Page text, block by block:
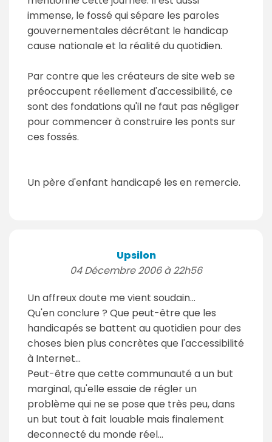
immense, le fossé qui sépare les paroles
gouvernementales décrétant le handicap
cause nationale et la réalité du quotidien.
Par contre que les créateurs de site web se
préoccupent réellement d'accessibilité, ce
sont des fondations qu'il ne faut pas négliger
pour commencer à construire les ponts sur
ces fossés.
Un père d'enfant handicapé les en remercie.
Upsilon
04 Décembre 2006 à 22h56
Un affreux doute me vient soudain...
Qu'en conclure ? Que peut-être que les
handicapés se battent au quotidien pour des
choses bien plus concrètes que l'accessibilité
à Internet...
Peut-être que cette communauté a un but
marginal, qu'elle essaie de régler un
problème qui ne se pose que très peu, dans
un but tout à fait louable mais finalement
deconnecté du monde réel...